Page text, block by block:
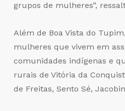
grupos de mulheres”,
Além de Boa Vista do
mulheres que vivem em
comunidades indígenas e
rurais de Vitória da
de Freitas, Sento Sé,